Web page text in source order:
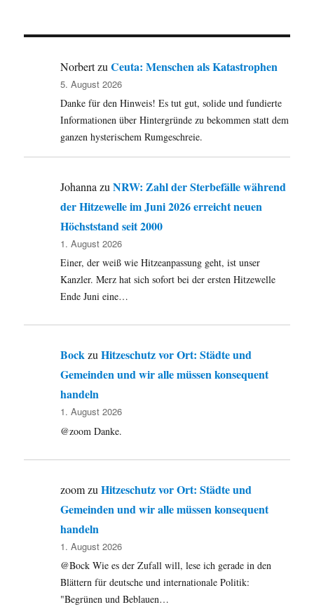
NorbertzuCeuta: Menschen als Katastrophen
5. August 2026
Danke für den Hinweis! Es tut gut, solide und fundierte
Informationen über Hintergründe zu bekommen statt dem
ganzen hysterischem Rumgeschreie.
JohannazuNRW: Zahl der Sterbefälle während
der Hitzewelle im Juni 2026 erreicht neuen
Höchststand seit 2000
1. August 2026
Einer, der weiß wie Hitzeanpassung geht, ist unser
Kanzler. Merz hat sich sofort bei der ersten Hitzewelle
Ende Juni eine…
BockzuHitzeschutz vor Ort: Städte und
Gemeinden und wir alle müssen konsequent
handeln
1. August 2026
@zoom Danke.
zoomzuHitzeschutz vor Ort: Städte und
Gemeinden und wir alle müssen konsequent
handeln
1. August 2026
@Bock Wie es der Zufall will, lese ich gerade in den
Blättern für deutsche und internationale Politik:
"Begrünen und Beblauen…